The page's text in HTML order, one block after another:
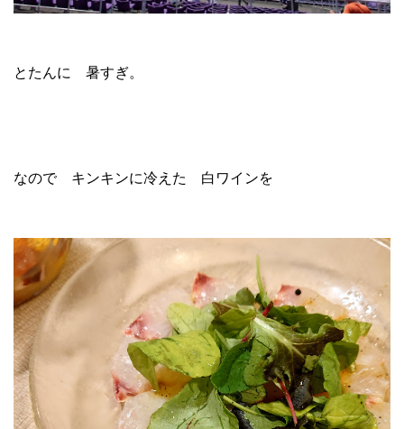
とたんに 暑すぎ。
なので キンキンに冷えた 白ワインを